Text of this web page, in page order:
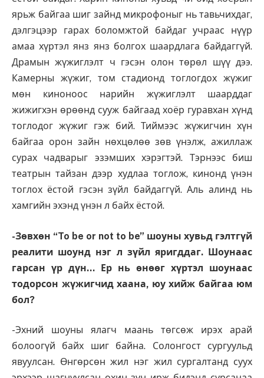
ярьж байгаа шиг зайнд микрофоныг нь тавьчихдаг,
дэлгэцээр гарах боломжтой байдаг учраас нүүр
амаа хүртэл янз янз болгох шаардлага байдаггүй.
Драмын жүжиглэлт ч гэсэн олон төрөл шүү дээ.
Камерны жүжиг, том стадионд тоглогдох жүжиг
мөн киноноос нарийн жүжиглэлт шаарддаг
жижигхэн өрөөнд сууж байгаад хоёр гуравхан хүнд
тоглодог жүжиг гэж бий. Тиймээс жүжигчин хүн
байгаа орон зайн нөхцөлөө зөв үнэлж, ажиллаж
сурах чадварыг эзэмших хэрэгтэй. Тэрнээс биш
театрын тайзан дээр худлаа тоглож, кинонд үнэн
тоглох ёстой гэсэн зүйл байдаггүй. Аль алинд нь
хамгийн эхэнд үнэн л байх ёстой.
-Зөвхөн “To be or not to be” шоуны хувьд гэлтгүй
реалити шоунд нэг л зүйл яригддаг. Шоунаас
гарсан үр дүн… Ер нь өнөөг хүртэл шоунаас
тодорсон жүжигчид хаана, юу хийж байгаа юм
бол?
-Эхний шоуны ялагч маань төгсөж ирэх арай
болоогүй байх шиг байна. Солонгост сургуульд
явуулсан. Өнгөрсөн жил нэг жил сургалтанд суух